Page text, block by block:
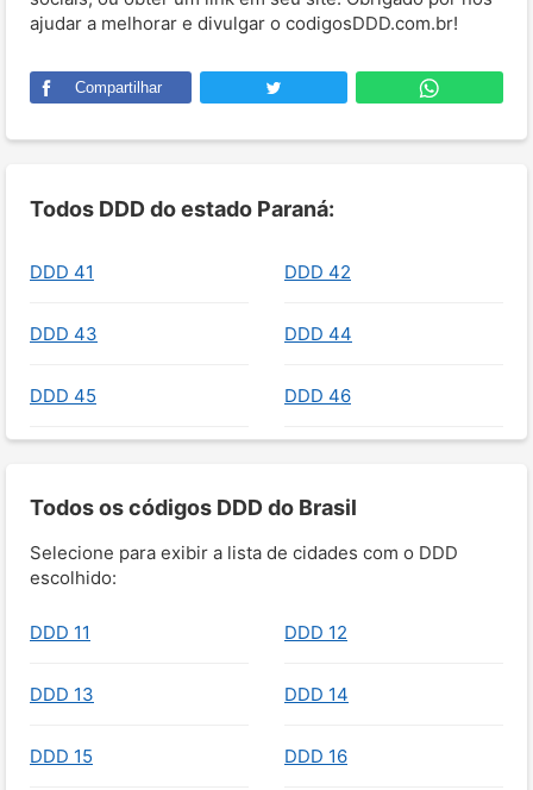
ajudar a melhorar e divulgar o codigosDDD.com.br!
Compartilhar
Todos DDD do estado Paraná:
DDD 41 DDD 42
DDD 43 DDD 44
DDD 45 DDD 46
Todos os códigos DDD do Brasil
Selecione para exibir a lista de cidades com o DDD
escolhido:
DDD 11 DDD 12
DDD 13 DDD 14
DDD 15 DDD 16